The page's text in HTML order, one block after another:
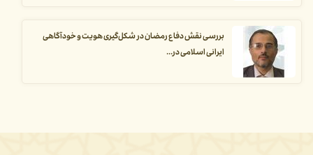
بررسی نقش دفاع رمضان در شکل‌گیری هویت و خودآگاهی
ایرانی اسلامی در...